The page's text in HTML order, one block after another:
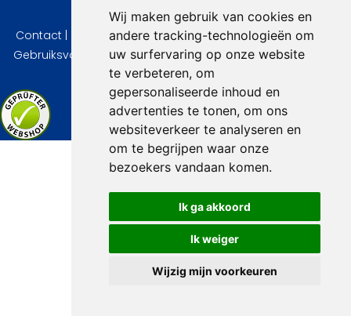
Wij maken gebruik van cookies en
andere tracking-technologieën om
uw surfervaring op onze website
te verbeteren, om
gepersonaliseerde inhoud en
advertenties te tonen, om ons
websiteverkeer te analyseren en
om te begrijpen waar onze
bezoekers vandaan komen.
Ik ga akkoord
Ik weiger
Wijzig mijn voorkeuren
© 2026 VidaVilla.com
Contact Privacy|Cookie instellingen|Herroepingsrecht
Gebruiksvoorwaarden|Imprint|Informatie Beoordelingen